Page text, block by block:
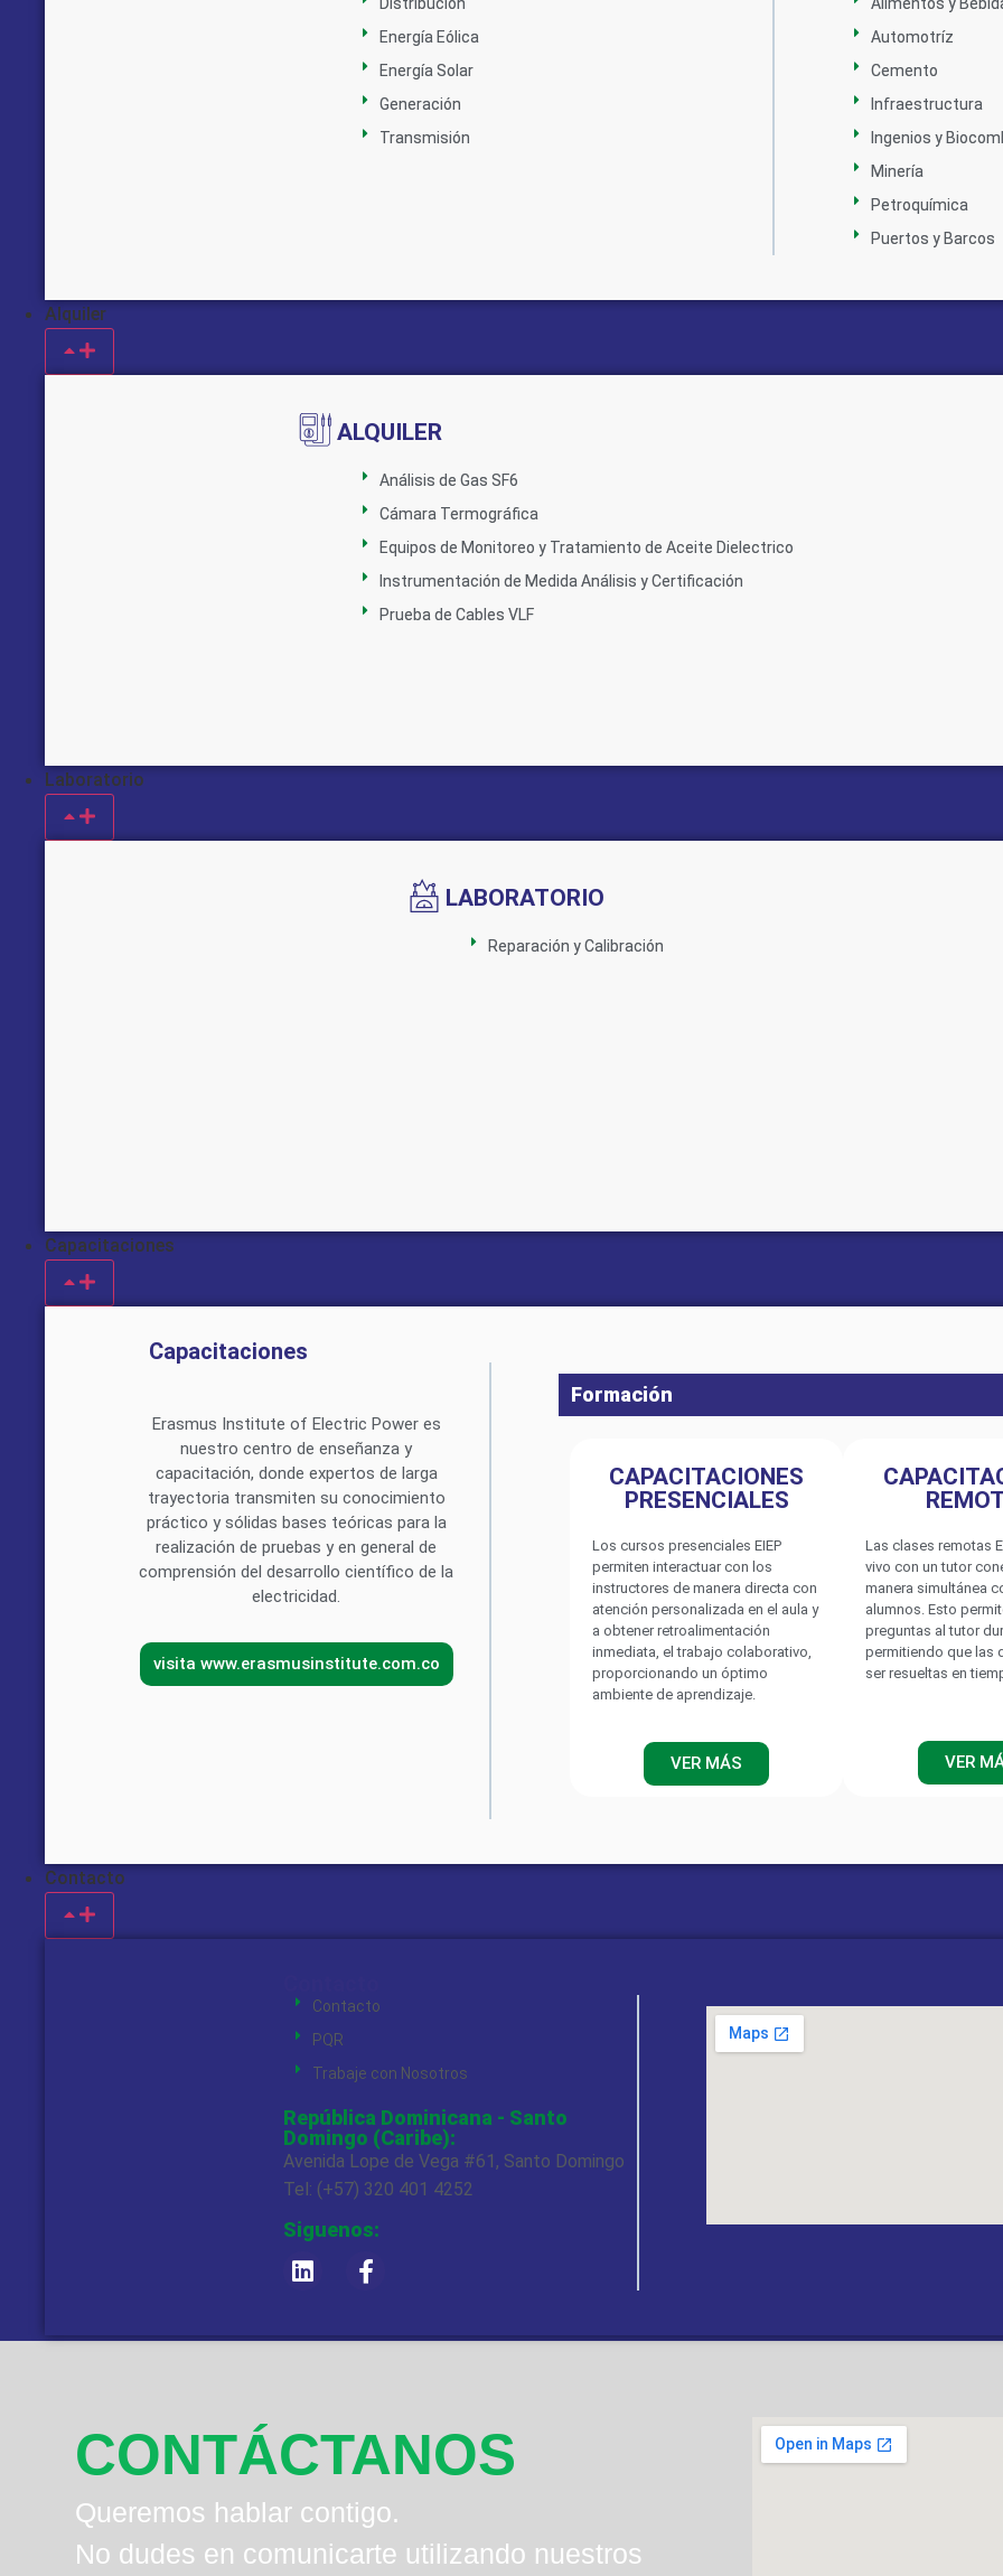
Energía Eólica
Energía Solar
Generación
Transmisión
Automotríz
Cemento
Infraestructura
Ingenios y
Minería
Petroquímica
Puertos y Barcos
Alquiler
ALQUILER
Análisis de Gas SF6
Cámara Termográfica
Equipos de Monitoreo y Tratamiento de Aceite Dielectrico
Instrumentación de Medida Análisis y Certificación
Prueba de Cables VLF
Laboratorio
LABORATORIO
Reparación y Calibración
Capacitaciones
Capacitaciones
Erasmus Institute of Electric Power es
nuestro centro de enseñanza y
capacitación, donde expertos de larga
trayectoria transmiten su conocimiento
práctico y sólidas bases teóricas para la
realización de pruebas y en general de
comprensión del desarrollo científico de la
electricidad.
visita www.erasmusinstitute.com.co
Formación
CAPACITACIONES
PRESENCIALES
Los cursos presenciales EIEP
permiten interactuar con los
instructores de manera directa con
atención personalizada en el aula y
a obtener retroalimentación
inmediata, el trabajo colaborativo,
proporcionando un óptimo
ambiente de aprendizaje.
VER MÁS
Las clases remotas
vivo con un tutor
manera simultánea
alumnos. Esto
preguntas al tutor
permitiendo que las
ser resueltas en
VER
Contacto
Contacto
PQR
Trabaje con Nosotros
República Dominicana - Santo
Domingo (Caribe):
Avenida Lope de Vega #61, Santo Domingo
Tel: (+57) 320 401 4252
Siguenos:
CONTÁCTANOS
Queremos hablar contigo.
No dudes en comunicarte utilizando nuestros